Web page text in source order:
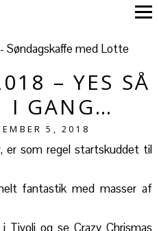
– YES SÅ
I GANG…
5, 2018
er som regel startskuddet til
fantastik med masser af
og se Crazy Chrismas